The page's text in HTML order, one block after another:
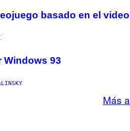
basado en el
Windows 93
Más